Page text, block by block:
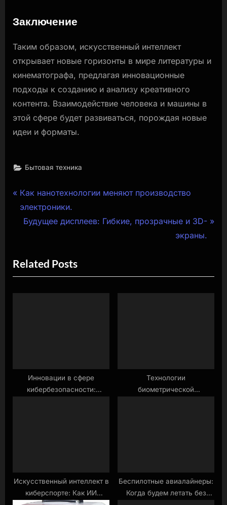
Заключение
Таким образом, искусственный интеллект
открывает новые горизонты в мире литературы и
кинематографа, предлагая инновационные
подходы к созданию и анализу креативного
контента. Взаимодействие человека и машины в
этой сфере будет развиваться, порождая новые
идеи и форматы.
Бытовая техника
Навигация
по
P
r
o
u
s
Как нанотехнологии меняют производство
электроники.
N
t
P
o
Будущее дисплеев: Гибкие, прозрачные и 3D-
экраны.
Related Posts
Инновации в сфере
кибербезопасности:
Технологии
биометрической
Искусственный интеллект в
киберспорте: Как ИИ
Беспилотные авиалайнеры:
Когда будем летать без